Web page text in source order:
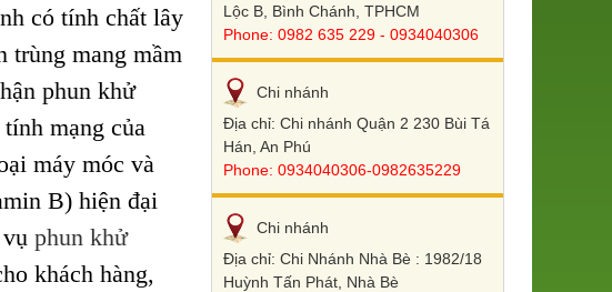
có tính chất lây
trùng mang mầm
phun khử
mạng của
máy móc và
B) hiện đại
phun khử
khách hàng,
Lộc B, Bình Chánh, TPHCM
Phone: 0982 635 229 - 0934040306
Chi nhánh
Địa chỉ: Chi nhánh Quận 2 230 Bùi Tá
Hán, An Phú
Phone: 0934040306-0982635229
Chi nhánh
Địa chỉ: Chi Nhánh Nhà Bè : 1982/18
Huỳnh Tấn Phát, Nhà Bè